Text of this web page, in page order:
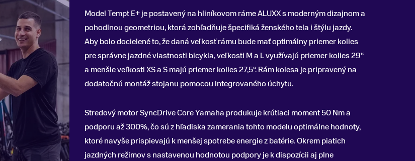
Model Tempt E+ je postavený na hliníkovom ráme ALUXX s moderným dizajnom a
pohodlnou geometriou, ktorá zohľadňuje špecifiká ženského tela i štýlu jazdy.
Aby bolo docielené to, že daná veľkosť rámu bude mať optimálny priemer kolies
pre správne jazdné vlastnosti bicykla, veľkosti M a L využívajú priemer kolies 29“
a menšie veľkosti XS a S majú priemer kolies 27,5“. Rám kolesa je pripravený na
dodatočnú montáž stojanu pomocou integrovaného úchytu.
Stredový motor SyncDrive Core Yamaha produkuje krútiaci moment 50 Nm a
podporu až 300%, čo sú z hľadiska zamerania tohto modelu optimálne hodnoty,
ktoré navyše prispievajú k menšej spotrebe energie z batérie. Okrem piatich
jazdných režimov s nastavenou hodnotou podpory je k dispozícii aj plne